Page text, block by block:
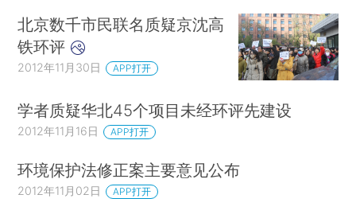
北京数千市民联名质疑京沈高
铁环评
2012年11月30日 APP打开
学者质疑华北45个项目未经环评先建设
2012年11月16日 APP打开
环境保护法修正案主要意见公布
2012年11月02日 APP打开